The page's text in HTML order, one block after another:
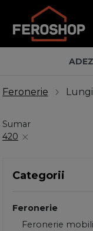
Feronerie
Sumar
420
Categorii
Feronerie
Feronerie